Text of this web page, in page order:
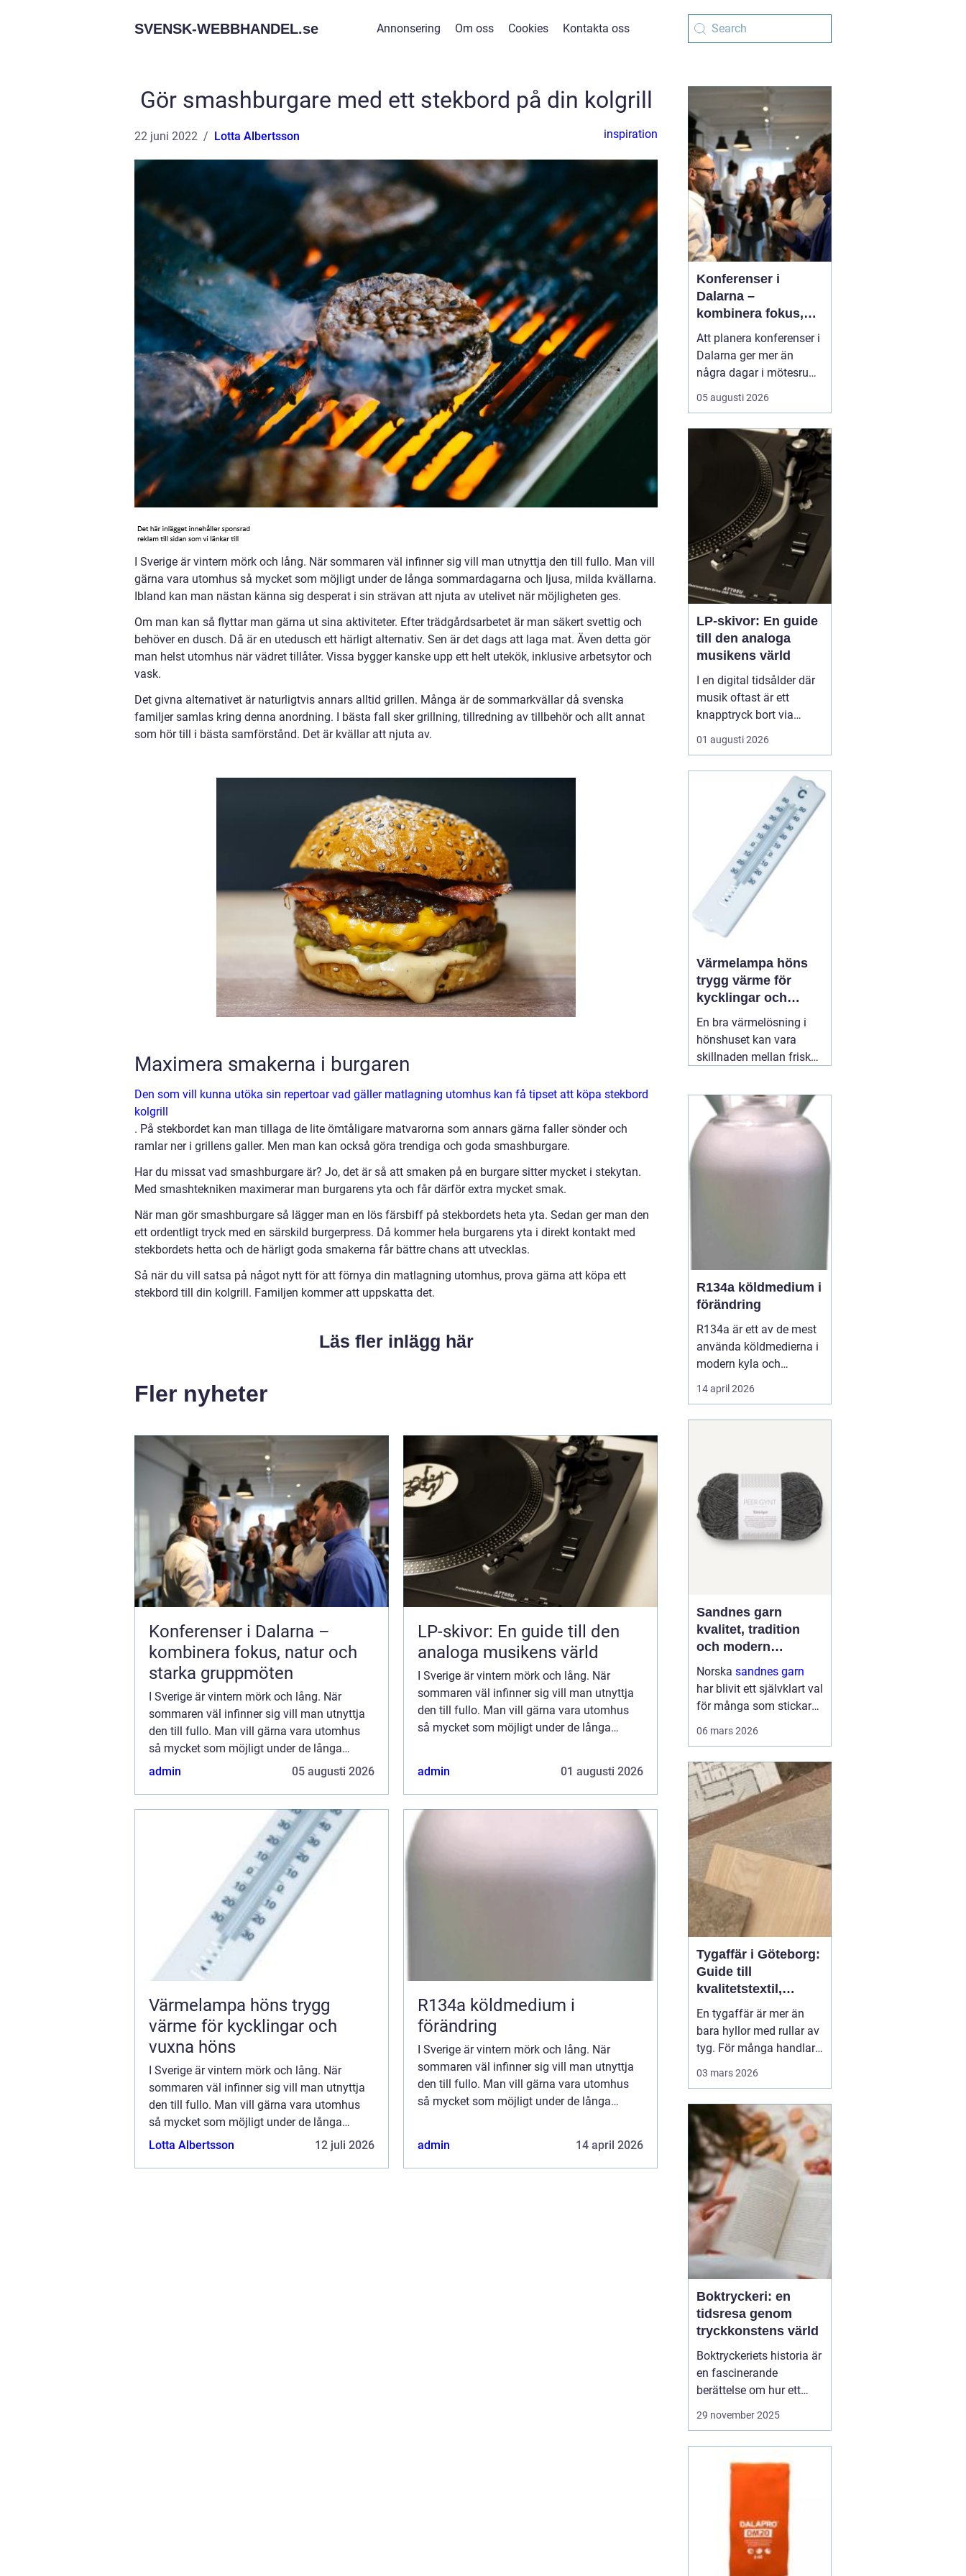
SVENSK-WEBBHANDEL.se Annonsering Om oss Cookies Kontakta oss
Gör smashburgare med ett stekbord på din kolgrill
22 juni 2022 Lotta Albertsson inspiration
I Sverige är vintern mörk och lång. När sommaren väl infinner sig vill man utnyttja den till fullo. Man vill
gärna vara utomhus så mycket som möjligt under de långa sommardagarna och ljusa, milda kvällarna.
Ibland kan man nästan känna sig desperat i sin strävan att njuta av utelivet när möjligheten ges.
Om man kan så flyttar man gärna ut sina aktiviteter. Efter trädgårdsarbetet är man säkert svettig och
behöver en dusch. Då är en utedusch ett härligt alternativ. Sen är det dags att laga mat. Även detta gör
man helst utomhus när vädret tillåter. Vissa bygger kanske upp ett helt utekök, inklusive arbetsytor och
vask.
Det givna alternativet är naturligtvis annars alltid grillen. Många är de sommarkvällar då svenska
familjer samlas kring denna anordning. I bästa fall sker grillning, tillredning av tillbehör och allt annat
som hör till i bästa samförstånd. Det är kvällar att njuta av.
Maximera smakerna i burgaren
Den som vill kunna utöka sin repertoar vad gäller matlagning utomhus kan få tipset att köpa stekbord
kolgrill
. På stekbordet kan man tillaga de lite ömtåligare matvarorna som annars gärna faller sönder och
ramlar ner i grillens galler. Men man kan också göra trendiga och goda smashburgare.
Har du missat vad smashburgare är? Jo, det är så att smaken på en burgare sitter mycket i stekytan.
Med smashtekniken maximerar man burgarens yta och får därför extra mycket smak.
När man gör smashburgare så lägger man en lös färsbiff på stekbordets heta yta. Sedan ger man den
ett ordentligt tryck med en särskild burgerpress. Då kommer hela burgarens yta i direkt kontakt med
stekbordets hetta och de härligt goda smakerna får bättre chans att utvecklas.
Så när du vill satsa på något nytt för att förnya din matlagning utomhus, prova gärna att köpa ett
stekbord till din kolgrill. Familjen kommer att uppskatta det.
Läs fler inlägg här
Fler nyheter
Konferenser i Dalarna –
kombinera fokus, natur och
starka gruppmöten
I Sverige är vintern mörk och lång. När
sommaren väl infinner sig vill man utnyttja
den till fullo. Man vill gärna vara utomhus
så mycket som möjligt under de långa
sommardagarna och ljusa, milda kvällarna.
admin 05 augusti 2026
LP-skivor: En guide till den
analoga musikens värld
I Sverige är vintern mörk och lång. När
sommaren väl infinner sig vill man utnyttja
den till fullo. Man vill gärna vara utomhus
så mycket som möjligt under de långa
...
admin 01 augusti 2026
Värmelampa höns trygg
värme för kycklingar och
vuxna höns
I Sverige är vintern mörk och lång. När
sommaren väl infinner sig vill man utnyttja
den till fullo. Man vill gärna vara utomhus
så mycket som möjligt under de långa
sommardagarna och ljusa, milda kvällarna.
Lotta Albertsson 12 juli 2026
R134a köldmedium i
förändring
I Sverige är vintern mörk och lång. När
sommaren väl infinner sig vill man utnyttja
den till fullo. Man vill gärna vara utomhus
så mycket som möjligt under de långa
...
admin 14 april 2026
Konferenser i
Dalarna –
kombinera fokus,
natur och starka
gruppmöten
Att planera konferenser i
Dalarna ger mer än
några dagar i mötesrum.
Många företag söker
miljöer som stärker
och arbetsglädje, och
där är Dalarnas
kombination av kultur, ...
05 augusti 2026
LP-skivor: En guide
till den analoga
musikens värld
I en digital tidsålder där
musik oftast är ett
knapptryck bort via
streamingtjänster, finns
det ännu de som väljer
hos LP skivor. Dessa
skivor erbjuder mer än
bara musik; de ger en
taktil och au...
01 augusti 2026
Värmelampa höns
trygg värme för
kycklingar och
vuxna höns
En bra värmelösning i
hönshuset kan vara
skillnaden mellan friska,
onödig stress eller
sjukdom. När
temperaturen faller, eller
när nya kycklingar
stabil, säker och jämn
R134a köldmedium i
förändring
R134a är ett av de mest
använda köldmedierna i
modern kyla och
luftkonditionering. Under
många år har gasen
inom
läkemedelsindustrin.
Samtidigt pågår en
snabb om...
14 april 2026
Sandnes garn
kvalitet, tradition
och modern
stickglädje
Norska sandnes garn
har blivit ett självklart val
för många som stickar
hållbara kvaliteter och
moderna färger gör att
g...
06 mars 2026
Tygaffär i Göteborg:
Guide till
kvalitetstextil,
sömnad och
inredning
En tygaffär är mer än
bara hyllor med rullar av
tyg. För många handlar
händerna. I Göteborg
finns en lång tradition av
textil...
03 mars 2026
Boktryckeri: en
tidsresa genom
tryckkonstens värld
Boktryckeriets historia är
en fascinerande
berättelse om hur ett
enkelt teknologiskt
Gutenberg till dagens
automatiserade
boktryckeri varit centrum
för mä...
29 november 2025